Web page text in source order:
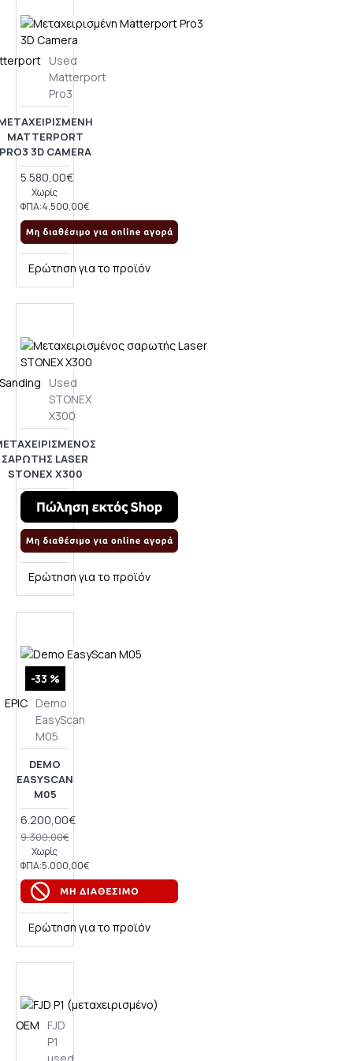
Used
Matterport
Pro3
MATTERPORT
3D CAMERA
5.580,00€
Χωρίς
ΦΠΑ:4.500,00€
Ερώτηση για το προϊόν
Used
STONEX
X300
ΣΑΡΩΤΉΣ LASER
STONEX X300
Ερώτηση για το προϊόν
-33 %
EPIC Demo
EasyScan
M05
DEMO
EASYSCAN
M05
6.200,00€
9.300,00€
Χωρίς
ΦΠΑ:5.000,00€
Ερώτηση για το προϊόν
OEM
FJD
P1